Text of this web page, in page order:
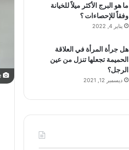
ما هو البرج الأكثر ميلاً للخيانة
وفقاً للإحصاءات ؟
يناير 4, 2022
هل جرأة المرأة في العلاقة
الحميمة تجعلها تنزل من عين
الرجل؟
ديسمبر 12, 2021